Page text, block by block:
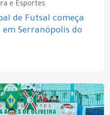
e Esportes
de Futsal começa
Serranópolis do